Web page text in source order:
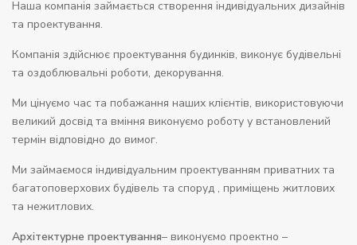
Наша компанія займається створення індивідуальних дизайнів
та проектування.
Компанія здійснює проектування будинків, виконує будівельні
та оздоблювальні роботи, декорування.
Ми цінуємо час та побажання наших клієнтів, використовуючи
великий досвід та вміння виконуємо роботу у встановлений
термін відповідно до вимог.
Ми займаємося індивідуальним проектуванням приватних та
багатоповерхових будівель та споруд , приміщень житлових
та нежитлових.
Архітектурне проектування– виконуємо проектно –